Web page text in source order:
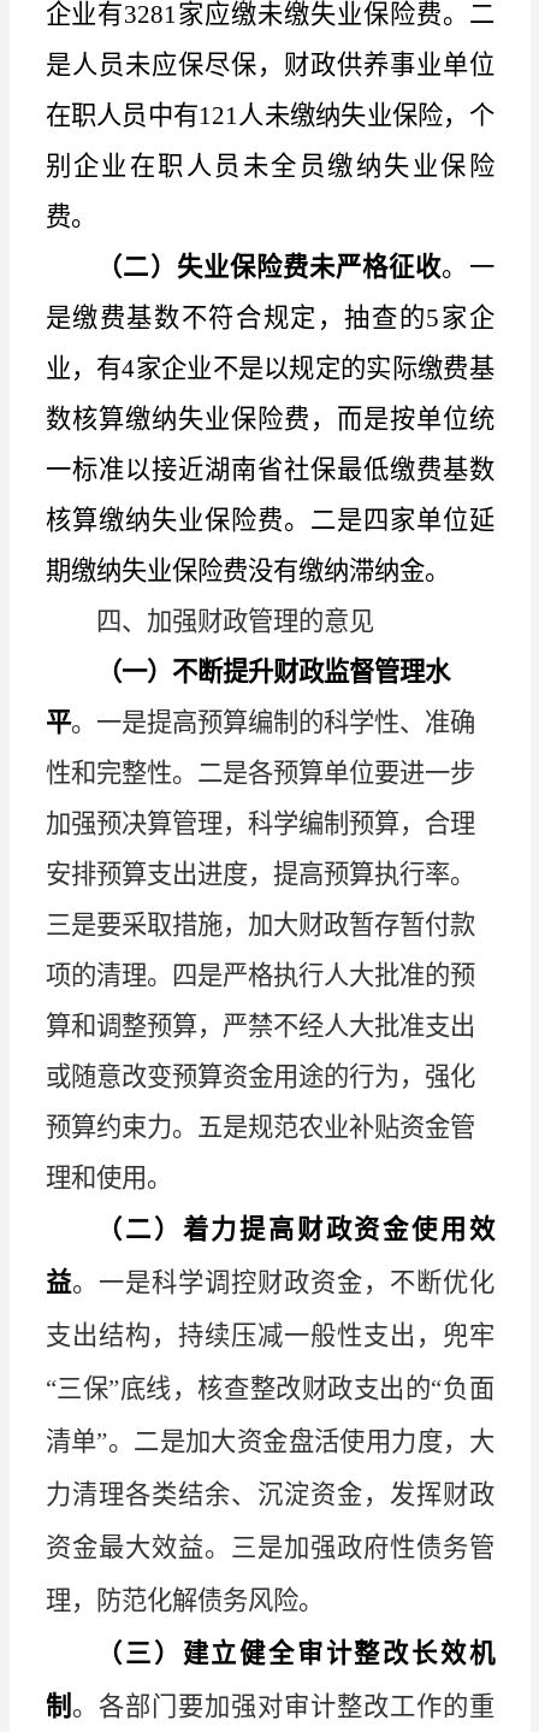
企业有3281家应缴未缴失业保险费。二
是人员未应保尽保，财政供养事业单位
在职人员中有121人未缴纳失业保险，个
别企业在职人员未全员缴纳失业保险
费。
（二）失业保险费未严格征收。一
是缴费基数不符合规定，抽查的5家企
业，有4家企业不是以规定的实际缴费基
数核算缴纳失业保险费，而是按单位统
一标准以接近湖南省社保最低缴费基数
核算缴纳失业保险费。二是四家单位延
期缴纳失业保险费没有缴纳滞纳金。
四、加强财政管理的意见
（一）不断提升财政监督管理水
平。 一是提高预算编制的科学性、 准确
性和完整性。二是各预算单位要进一步
加强预决算管理，科学编制预算，合理
安排预算支出进度，提高预算执行率。
三是要采取措施，加大财政暂存暂付款
项的清理。
四是严格执行人大批准的预
算和调整预算，严禁不经人大批准支出
或随意改变预算资金用途的行为，强化
预算约束力。 五是规范农业补贴资金管
理和使用。
（二）着力提高财政资金使用效
益。 一是科学调控财政资金，不断优化
支出结构，持续压减一般性支出，兜牢
“三保”底线，核查整改财政支出的“负面
清单”。二是加大资金盘活使用力度，大
力清理各类结余、沉淀资金，发挥财政
资金最大效益。三是加强政府性债务管
理，防范化解债务风险。
（三）建立健全审计整改长效机
制 。 各部门要加强对审计整改工作的重